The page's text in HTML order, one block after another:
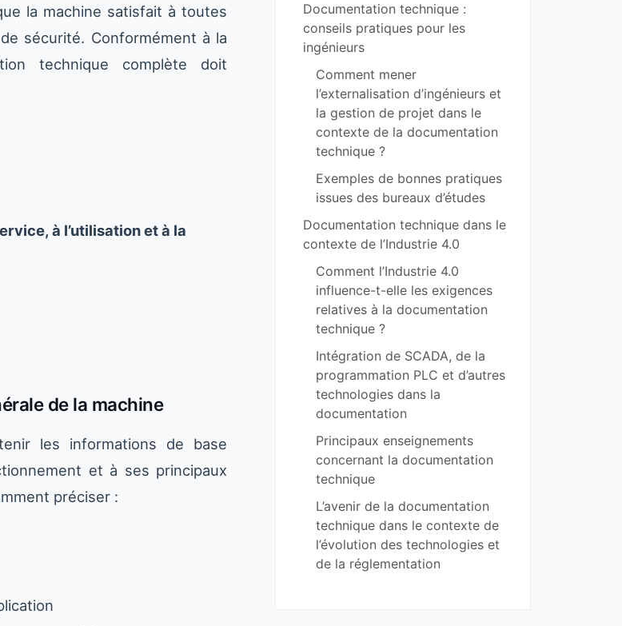
la machine satisfait à toutes
sécurité. Conformément à la
technique complète doit
à l’utilisation et à la
de la machine
les informations de base
et à ses principaux
préciser :
Documentation technique :
conseils pratiques pour les
ingénieurs
Comment mener
l’externalisation d’ingénieurs et
la gestion de projet dans le
contexte de la documentation
technique ?
Exemples de bonnes pratiques
issues des bureaux d’études
Documentation technique dans le
contexte de l’Industrie 4.0
Comment l’Industrie 4.0
influence-t-elle les exigences
relatives à la documentation
technique ?
Intégration de SCADA, de la
programmation PLC et d’autres
technologies dans la
documentation
Principaux enseignements
concernant la documentation
technique
L’avenir de la documentation
technique dans le contexte de
l’évolution des technologies et
de la réglementation